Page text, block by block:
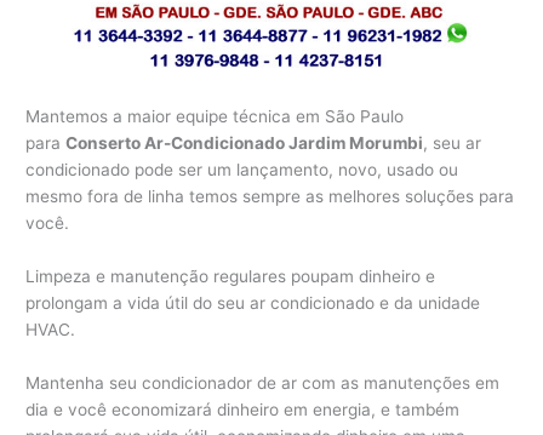
Mantemos a maior equipe técnica em São Paulo
paraConserto Ar-Condicionado Jardim Morumbi, seu ar
condicionado pode ser um lançamento, novo, usado ou
mesmo fora de linha temos sempre as melhores soluções para
você.
Limpeza e manutenção regulares poupam dinheiro e
prolongam a vida útil do seu ar condicionado e da unidade
HVAC.
Mantenha seu condicionador de ar com as manutenções em
dia e você economizará dinheiro em energia, e também